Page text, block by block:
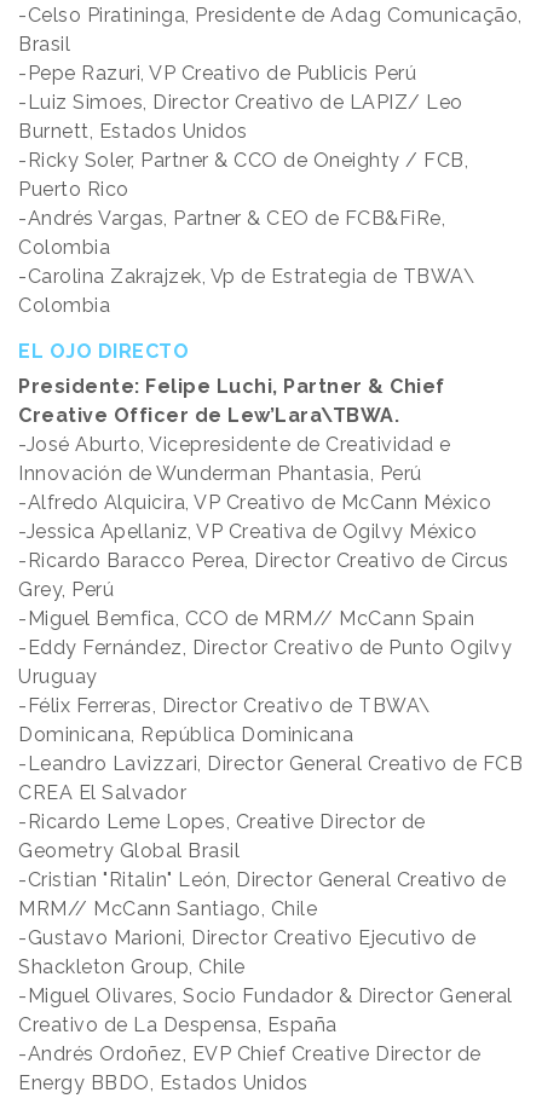
-Celso Piratininga, Presidente de Adag Comunicação,
Brasil
-Pepe Razuri, VP Creativo de Publicis Perú
-Luiz Simoes, Director Creativo de LAPIZ/ Leo
Burnett, Estados Unidos
-Ricky Soler, Partner & CCO de Oneighty / FCB,
Puerto Rico
-Andrés Vargas, Partner & CEO de FCB&FiRe,
Colombia
-Carolina Zakrajzek, Vp de Estrategia de TBWA\
Colombia
EL OJO DIRECTO
Presidente: Felipe Luchi, Partner & Chief
Creative Officer de Lew’Lara\TBWA.
-José Aburto, Vicepresidente de Creatividad e
Innovación de Wunderman Phantasia, Perú
-Alfredo Alquicira, VP Creativo de McCann México
-Jessica Apellaniz, VP Creativa de Ogilvy México
-Ricardo Baracco Perea, Director Creativo de Circus
Grey, Perú
-Miguel Bemfica, CCO de MRM// McCann Spain
-Eddy Fernández, Director Creativo de Punto Ogilvy
Uruguay
-Félix Ferreras, Director Creativo de TBWA\
Dominicana, República Dominicana
-Leandro Lavizzari, Director General Creativo de FCB
CREA El Salvador
-Ricardo Leme Lopes, Creative Director de
Geometry Global Brasil
-Cristian "Ritalin" León, Director General Creativo de
MRM// McCann Santiago, Chile
-Gustavo Marioni, Director Creativo Ejecutivo de
Shackleton Group, Chile
-Miguel Olivares, Socio Fundador & Director General
Creativo de La Despensa, España
-Andrés Ordoñez, EVP Chief Creative Director de
Energy BBDO, Estados Unidos